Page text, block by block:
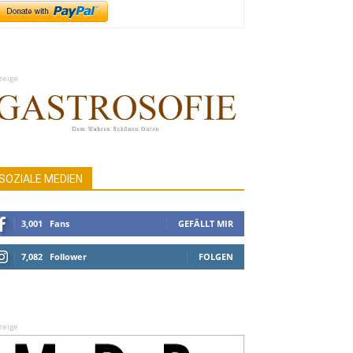
MEDIEN
3,001 Fans GEFÄLLT MIR
7,082 Follower FOLGEN